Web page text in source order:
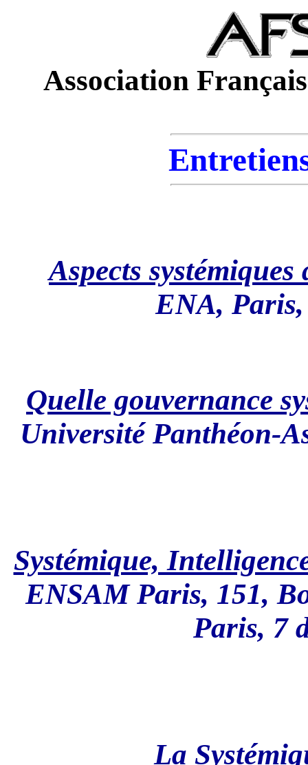
Association
Aspects
ENA, Paris,
Quelle gouvernance
Université Panthéon-
Systémique,
ENSAM Paris, 151,
Paris, 7
La